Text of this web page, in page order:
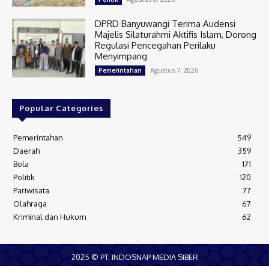
DPRD Banyuwangi Terima Audensi
Majelis Silaturahmi Aktifis Islam, Dorong
Regulasi Pencegahan Perilaku
Menyimpang
Pemerintahan Agustus 7, 2026
Popular Categories
Pemerintahan
549
Daerah
359
Bola
171
Politik
120
Pariwisata
77
Olahraga
67
Kriminal dan Hukum
62
2025 © PT. INDOSNAP MEDIA SIBER